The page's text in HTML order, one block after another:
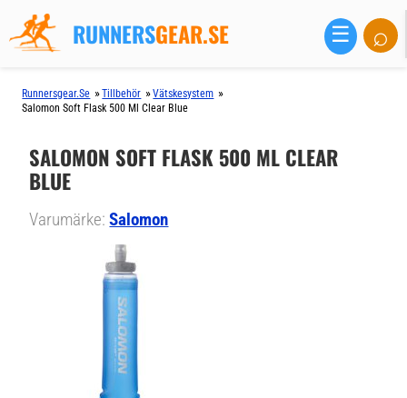
RUNNERSGEAR.SE ☰ ⌕
Runnersgear.se »Tillbehör »Vätskesystem »
Salomon Soft Flask 500 Ml Clear Blue
SALOMON SOFT FLASK 500 ML CLEAR
BLUE
Varumärke:Salomon